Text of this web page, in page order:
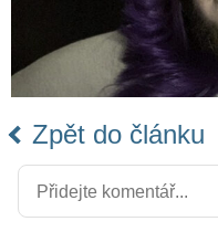
Zpět do článku